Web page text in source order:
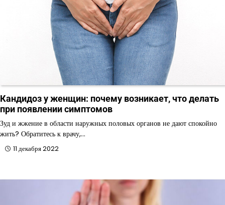
Кандидоз у женщин: почему возникает, что делать
при появлении симптомов
Зуд и жжение в области наружных половых органов не дают спокойно
жить? Обратитесь к врачу,…
11 декабря 2022